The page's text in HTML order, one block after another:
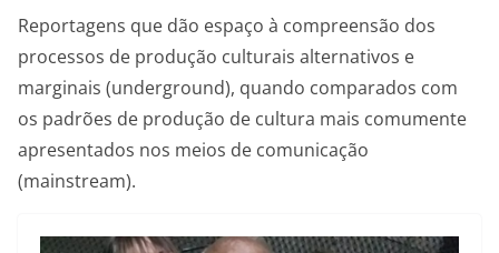
Reportagens que dão espaço à compreensão dos
processos de produção culturais alternativos e
marginais (underground), quando comparados com
os padrões de produção de cultura mais comumente
apresentados nos meios de comunicação
(mainstream).